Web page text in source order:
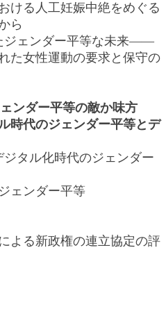
る人工妊娠中絶をめぐる
ら
ェンダー平等な未来――
た女性運動の要求と保守の
ンダー平等の敵か味方
代のジェンダー平等とデ
タル化時代のジェンダー
ェンダー平等
よる新政権の連立協定の評